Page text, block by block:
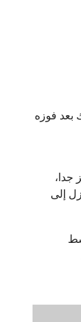
بعد فوزه
جدا،
إلى